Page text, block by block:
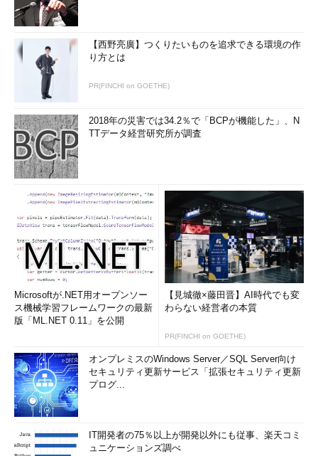
【西野亮廣】つくりたいものを追求できる環境の作
り方とは
PR(FINCHI on GOETHE)
2018年の災害では34.2％で「BCPが機能した」、N
TTデータ経営研究所が調査
Microsoftが.NET用オープンソー
ス機械学習フレームワークの最新
版「ML.NET 0.11」を公開
【見城徹×藤田晋】AI時代でも変
わらない経営者の本質
PR(FINCHI on GOETHE)
オンプレミスのWindows Server／SQL Server向け
セキュリティ更新サービス「拡張セキュリティ更新
プログ...
IT開発者の75％以上が開発以外にも従事、楽天コミ
ュニケーションズ調べ